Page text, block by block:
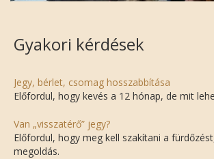
Gyakori kérdések
Jegy, bérlet, csomag hosszabbítása
Előfordul, hogy kevés a 12 hónap, de mit
Van „visszatérő” jegy?
Előfordul, hogy meg kell szakítani a
megoldás.